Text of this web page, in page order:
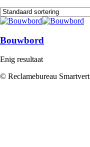
Bouwbord
Enig resultaat
© Reclamebureau